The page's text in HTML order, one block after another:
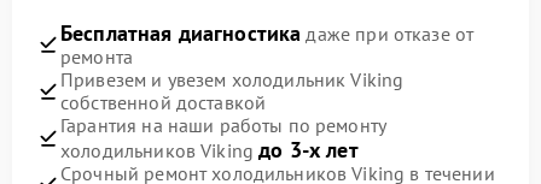
Бесплатная диагностика даже при отказе от
ремонта
Привезем и увезем холодильник Viking
собственной доставкой
Гарантия на наши работы по ремонту
холодильников Vikingдо 3-х лет
Срочный ремонт холодильников Viking в течении